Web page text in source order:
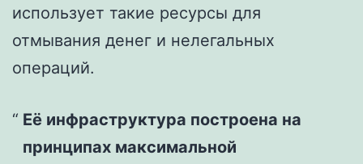
использует такие ресурсы для
отмывания денег и нелегальных
операций.
Её инфраструктура построена на
принципах максимальной